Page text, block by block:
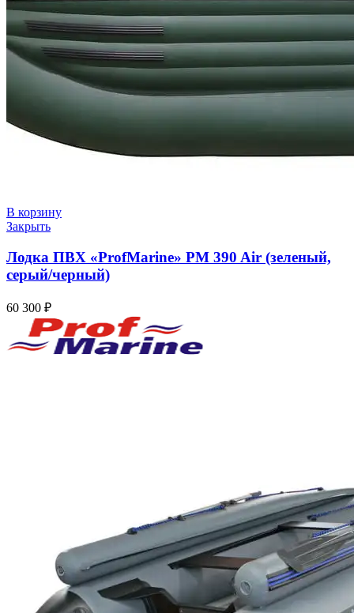
В корзину
Закрыть
Лодка ПВХ «ProfMarine» PM 390 Air (зеленый,
серый/черный)
60 300 ₽